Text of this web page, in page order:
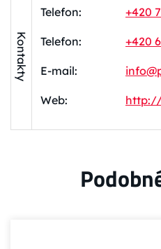
Kontakty
Telefon: +420
Telefon: +420
E-mail:
Web: